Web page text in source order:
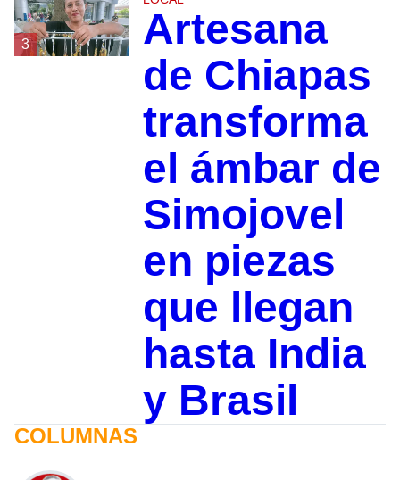
3
Artesana
de Chiapas
transforma
el ámbar de
Simojovel
en piezas
que llegan
hasta India
y Brasil
COLUMNAS